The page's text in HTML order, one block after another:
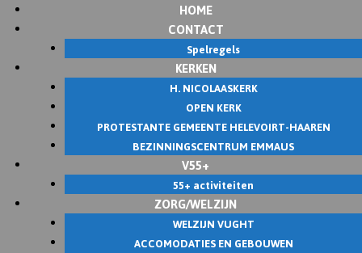
Skip
HOME
CONTACT
Spelregels
KERKEN
H. NICOLAASKERK
OPEN KERK
PROTESTANTE GEMEENTE HELEVOIRT-HAAREN
BEZINNINGSCENTRUM EMMAUS
V55+
55+ activiteiten
ZORG/WELZIJN
WELZIJN VUGHT
ACCOMODATIES EN GEBOUWEN